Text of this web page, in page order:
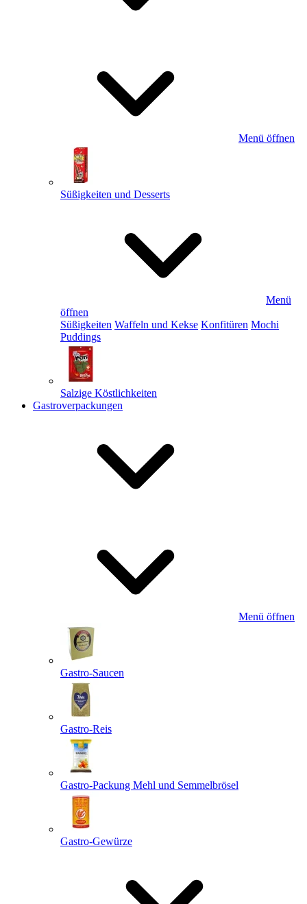
Menü öffnen
Süßigkeiten und Desserts
Menü
öffnen
Süßigkeiten Waffeln und Kekse Konfitüren Mochi
Puddings
Salzige Köstlichkeiten
Gastroverpackungen
Menü öffnen
Gastro-Saucen
Gastro-Reis
Gastro-Packung Mehl und Semmelbrösel
Gastro-Gewürze